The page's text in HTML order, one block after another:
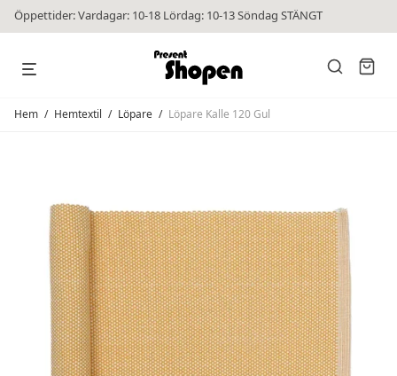
Öppettider: Vardagar: 10-18 Lördag: 10-13 Söndag STÄNGT
Hem / Hemtextil / Löpare / Löpare Kalle 120 Gul